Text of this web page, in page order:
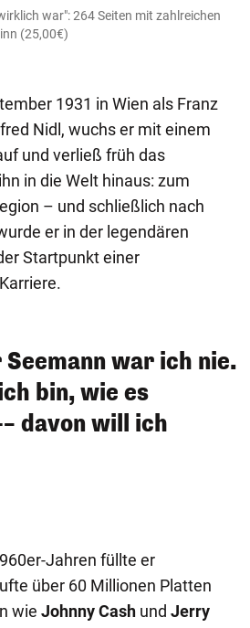
war": 264 Seiten mit zahlreichen
(25,00€)
1931 in Wien als Franz
Nidl, wuchs er mit einem
und verließ früh das
in die Welt hinaus: zum
– und schließlich nach
er in der legendären
Startpunkt einer
Seemann war ich nie.
bin, wie es
davon will ich
Jahren füllte er
über 60 Millionen Platten
wie Johnny Cash und Jerry